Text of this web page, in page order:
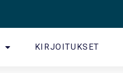
KIRJOITUKSET